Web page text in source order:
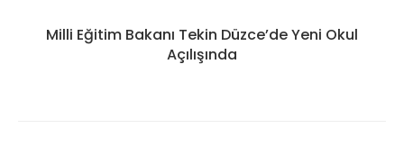
Milli Eğitim Bakanı Tekin Düzce’de Yeni Okul
Açılışında